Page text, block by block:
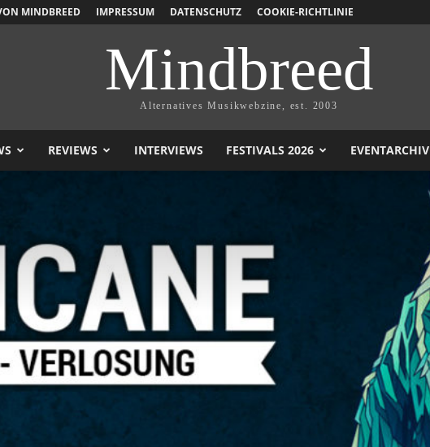
MINDBREED IMPRESSUM DATENSCHUTZ COOKIE-RICHTLINIE
Mindbreed
Alternatives Musikwebzine, est. 2003
REVIEWS INTERVIEWS FESTIVALS 2026 EVENTARCHIV